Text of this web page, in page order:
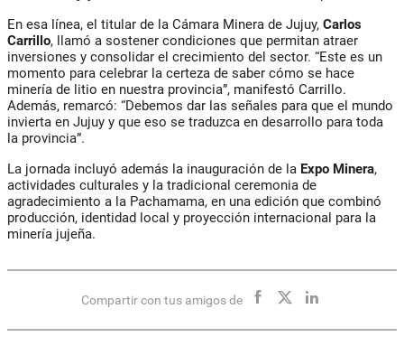
En esa línea, el titular de la Cámara Minera de Jujuy, Carlos
Carrillo, llamó a sostener condiciones que permitan atraer
inversiones y consolidar el crecimiento del sector. “Este es un
momento para celebrar la certeza de saber cómo se hace
minería de litio en nuestra provincia”, manifestó Carrillo.
Además, remarcó: “Debemos dar las señales para que el mundo
invierta en Jujuy y que eso se traduzca en desarrollo para toda
la provincia”.
La jornada incluyó además la inauguración de la Expo Minera,
actividades culturales y la tradicional ceremonia de
agradecimiento a la Pachamama, en una edición que combinó
producción, identidad local y proyección internacional para la
minería jujeña.
Compartir con tus amigos de